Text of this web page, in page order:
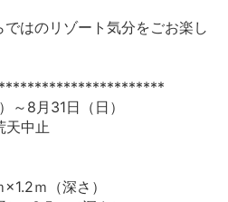
はのリゾート気分をごお楽し
～8月31日（日）
天中止
ｍ（深さ）